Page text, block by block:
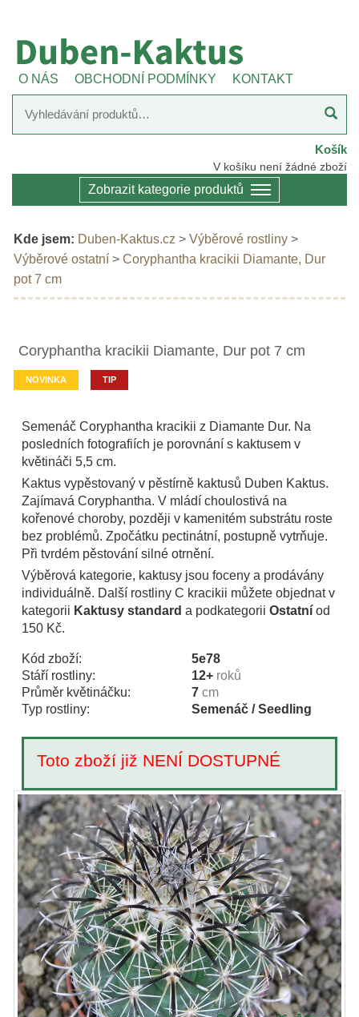
O NÁS OBCHODNÍ PODMÍNKY KONTAKT
Košík
V košíku není žádné zboží
Zobrazit kategorie produktů
Kde jsem: Duben-Kaktus.cz > Výběrové rostliny >
Výběrové ostatní > Coryphantha kracikii Diamante, Dur
pot 7 cm
Coryphantha kracikii Diamante, Dur pot 7 cm
NOVINKA TIP
Semenáč Coryphantha kracikii z Diamante Dur. Na
posledních fotografiích je porovnání s kaktusem v
květináči 5,5 cm.
Kaktus vypěstovaný v pěstírně kaktusů Duben Kaktus.
Zajímavá Coryphantha. V mládí choulostivá na
kořenové choroby, později v kamenitém substrátu roste
bez problémů. Zpočátku pectinátní, postupně vytrňuje.
Při tvrdém pěstování silné otrnění.
Výběrová kategorie, kaktusy jsou foceny a prodávány
individuálně. Další rostliny C kracikii můžete objednat v
kategorii Kaktusy standard a podkategorii Ostatní od
150 Kč.
Kód zboží:
5e78
Stáří rostliny:
12+ roků
Průměr květináčku:
7 cm
Typ rostliny:
Semenáč / Seedling
Toto zboží již NENÍ DOSTUPNÉ